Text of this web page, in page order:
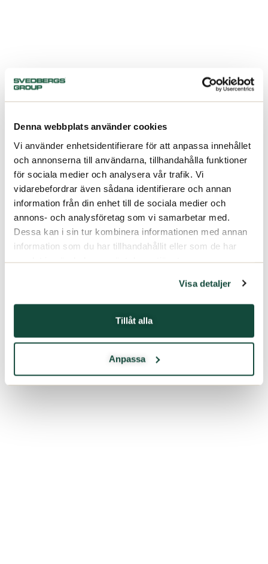
Denna webbplats använder cookies
Vi använder enhetsidentifierare för att anpassa innehållet
och annonserna till användarna, tillhandahålla funktioner
för sociala medier och analysera vår trafik. Vi
vidarebefordrar även sådana identifierare och annan
information från din enhet till de sociala medier och
annons- och analysföretag som vi samarbetar med.
Dessa kan i sin tur kombinera informationen med annan
information som du har tillhandahållit eller som de har
samlat in när du har använt deras tjänster.
Visa detaljer
Tillåt alla
Anpassa